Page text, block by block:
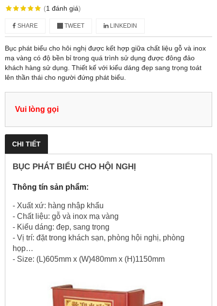
(1 đánh giá)
SHARE TWEET LINKEDIN
Bục phát biểu cho hôi nghị được kết hợp giữa chất liệu gỗ và inox
mạ vàng có độ bền bỉ trong quá trình sử dụng được đông đảo
khách hàng sử dụng. Thiết kế với kiểu dáng đẹp sang trọng toát
lên thần thái cho người đứng phát biểu.
Vui lòng gọi
CHI TIẾT
BỤC PHÁT BIỂU CHO HỘI NGHỊ
Thông tín sản phẩm:
- Xuất xứ: hàng nhập khẩu
- Chất liệu: gỗ và inox mạ vàng
- Kiểu dáng: đẹp, sang trọng
- Vị trí: đặt trong khách sạn, phòng hội nghị, phòng
họp…
- Size: (L)605mm x (W)480mm x (H)1150mm